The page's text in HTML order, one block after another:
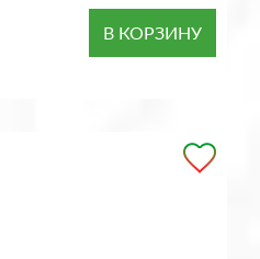
В КОРЗИНУ